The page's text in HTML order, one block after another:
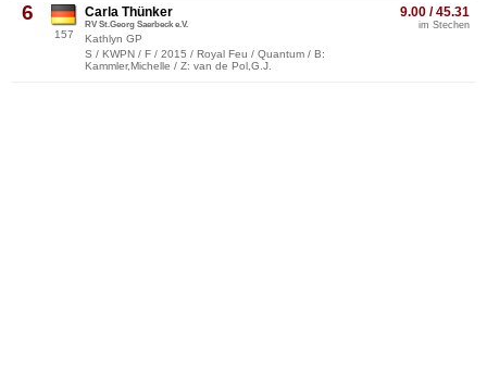
6
157
9.00 / 45.31
im Stechen
Carla Thünker
RV St.Georg Saerbeck e.V.
Kathlyn GP
S / KWPN / F / 2015 / Royal Feu / Quantum / B:
Kammler,Michelle / Z: van de Pol,G.J.